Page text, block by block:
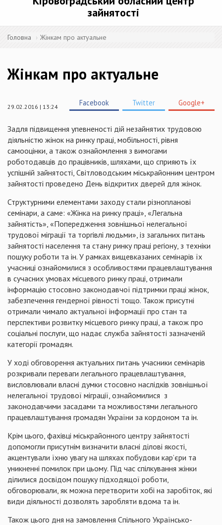
зайнятості
Головна Жінкам про актуальне
Жінкам про актуальне
29.02.2016 | 13:24 Facebook Twitter Google+
Задля підвищення упевненості дій незайнятих трудовою
діяльністю жінок на ринку праці, мобільності, рівня
самооцінки, а також ознайомлення з вимогами
роботодавців до працівників, шляхами, що сприяють їх
успішній зайнятості, Світловодським міськрайонним центром
зайнятості проведено День відкритих дверей для жінок.
Структурними елементами заходу стали різнопланові
семінари, а саме: «Жінка на ринку праці», «Легальна
зайнятість», «Попередження зовнішньої нелегальної
трудової міграції та торгівлі людьми», із загальних питань
зайнятості населення та стану ринку праці регіону, з техніки
пошуку роботи та ін. У рамках вищевказаних семінарів їх
учасниці ознайомилися з особливостями працевлаштування
в сучасних умовах місцевого ринку праці, отримали
інформацію стосовно законодавчої підтримки праці жінок,
забезпечення гендерної рівності тощо. Також присутні
отримали чимало актуальної інформації про стан та
перспективи розвитку місцевого ринку праці, а також про
соціальні послуги, що надає служба зайнятості зазначеній
категорії громадян.
У ході обговорення актуальних питань учасники семінарів
розкривали переваги легального працевлаштування,
висловлювали власні думки стосовно наслідків зовнішньої
нелегальної трудової міграції, ознайомилися з
законодавчими засадами та можливостями легального
працевлаштування громадян України за кордоном та ін.
Крім цього, фахівці міськрайонного центру зайнятості
допомогли присутнім визначити власні ділові якості,
акцентували їхню увагу на шляхах побудови кар’єри та
уникненні помилок при цьому. Під час спілкування жінки
ділилися досвідом пошуку підходящої роботи,
обговорювали, як можна перетворити хобі на заробіток, які
види діяльності дозволять заробляти вдома та ін.
Також цього дня на замовлення Спільного Українсько-